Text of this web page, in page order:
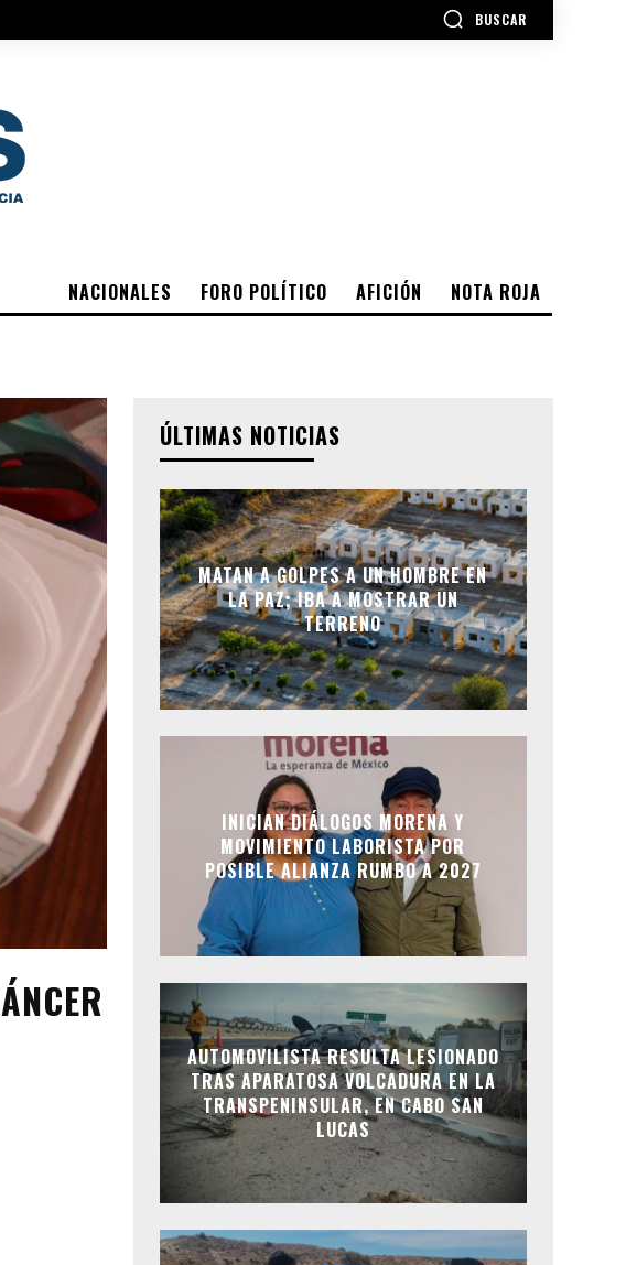
BUSCAR
NACIONALES FORO POLÍTICO AFICIÓN NOTA ROJA
ÚLTIMAS NOTICIAS
MATAN A GOLPES A UN HOMBRE EN
LA PAZ; IBA A MOSTRAR UN
TERRENO
INICIAN DIÁLOGOS MORENA Y
MOVIMIENTO LABORISTA POR
POSIBLE ALIANZA RUMBO A 2027
AUTOMOVILISTA RESULTA LESIONADO
TRAS APARATOSA VOLCADURA EN LA
TRANSPENINSULAR, EN CABO SAN
LUCAS